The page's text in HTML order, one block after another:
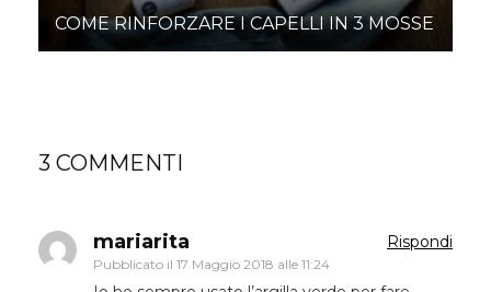
COME RINFORZARE I CAPELLI IN 3 MOSSE
3 COMMENTI
mariarita
Pubblicato il 17 Maggio 2018 alle 11:24
Rispondi